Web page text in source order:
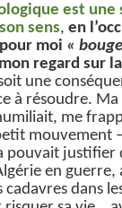
est une
sens, en
moi «
regard sur
une
à résoudre.
me
mouvement
pouvait justifier
en guerre,
dans